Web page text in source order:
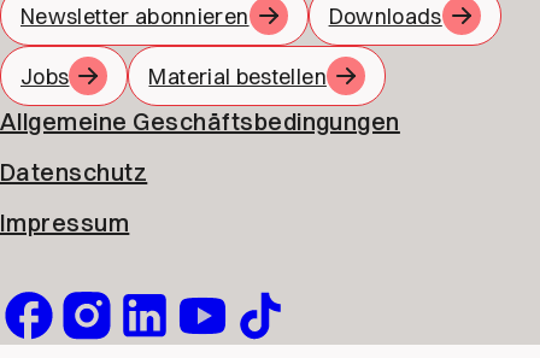
Newsletter abonnieren Downloads
Jobs Material bestellen
Allgemeine Geschäftsbedingungen
Datenschutz
Impressum